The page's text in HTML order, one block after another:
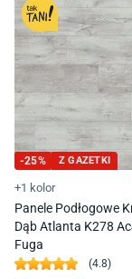
-25% Z GAZETKI
+1 kolor
Panele Podłogowe
Dąb Atlanta K278 Ac4 8Mm 4V-
Fuga
(4.8)